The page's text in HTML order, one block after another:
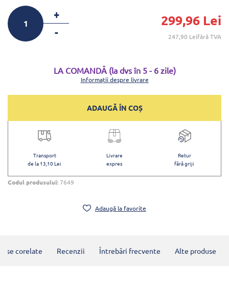
+
-
299,96 Lei
247,90 Leifără TVA
LA COMANDĂ (la dvs în 5 - 6 zile)
Informații despre livrare
ADAUGĂ ÎN COȘ
Transport
de la 13,10 Lei
Livrare
expres
Retur
fără griji
Codul produsului:7649
Adaugă la favorite
corelate Recenzii Întrebări frecvente Alte produse